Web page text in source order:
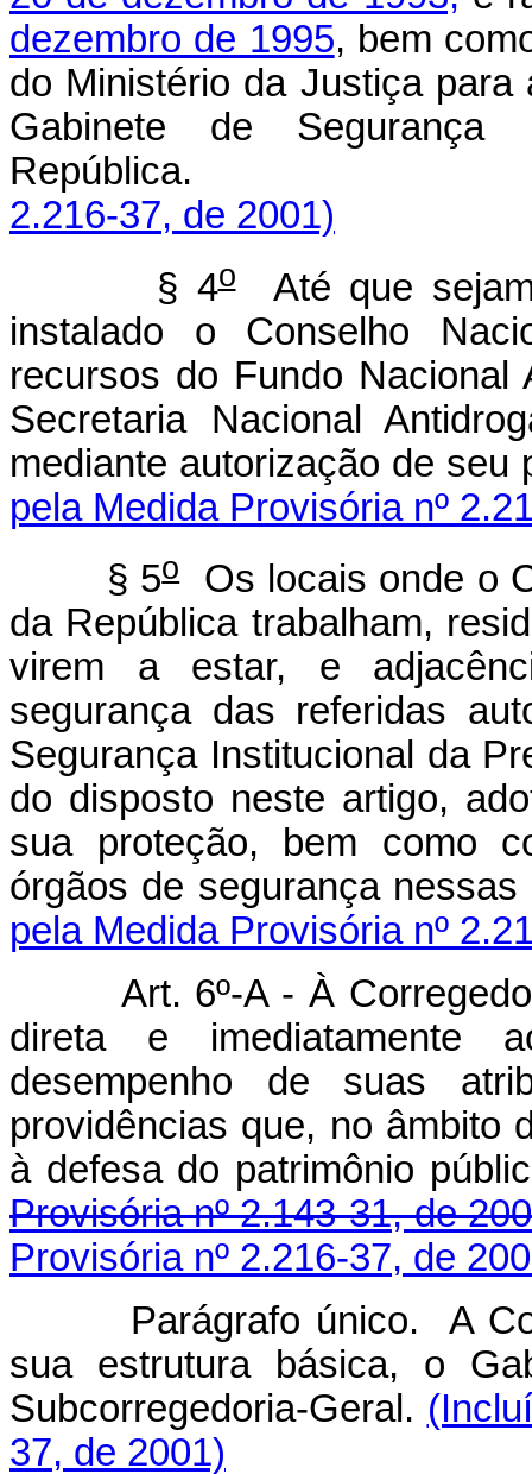
dezembro de 1995, bem
do Ministério da Justiça
Gabinete de Segurança
2.216-37, de 2001)
§ 4oAté que sejam
instalado o Conselho
recursos do Fundo
Secretaria Nacional
mediante autorização de seu
pela Medida Provisória nº
§ 5oOs locais onde o
da República trabalham,
virem a estar, e
segurança das referidas
Segurança Institucional da
do disposto neste artigo,
sua proteção, bem como
órgãos de
pela Medida Provisória nº
Art. 6º-A -À
direta e imediatamente
desempenho de suas
providências que, no âmbito
à defesa do
Provisória nº 2.143-31, de
Provisória nº 2.216-37, de
Parágrafo único. A
sua estrutura básica, o
Subcorregedoria-Geral.
37, de 2001)